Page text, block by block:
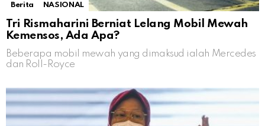
Berita NASIONAL
Tri Rismaharini Berniat Lelang Mobil Mewah
Kemensos, Ada Apa?
Beberapa mobil mewah yang dimaksud ialah Mercedes
dan Roll-Royce